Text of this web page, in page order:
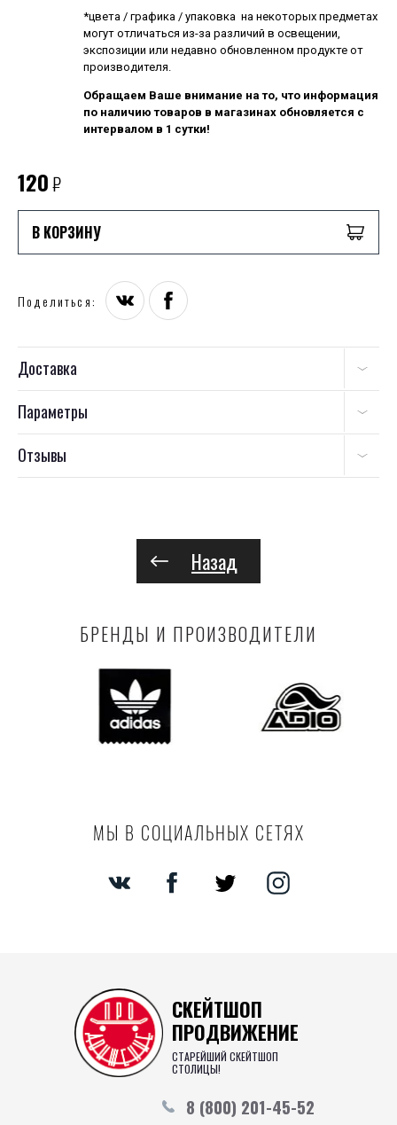
*цвета / графика / упаковка на некоторых предметах
могут отличаться из-за различий в освещении,
экспозиции или недавно обновленном продукте от
производителя.
Обращаем Ваше внимание на то, что информация
по наличию товаров в магазинах обновляется с
интервалом в 1 сутки!
120₽
В КОРЗИНУ
Поделиться:
Доставка
Параметры
Отзывы
Назад
БРЕНДЫ И ПРОИЗВОДИТЕЛИ
МЫ В СОЦИАЛЬНЫХ СЕТЯХ
СКЕЙТШОП
ПРОДВИЖЕНИЕ
СТАРЕЙШИЙ СКЕЙТШОП
СТОЛИЦЫ!
8 (800) 201-45-52